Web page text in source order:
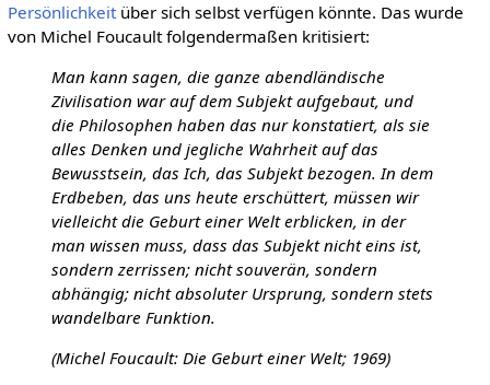
Persönlichkeitüber sich selbst verfügen könnte. Das wurde
von Michel Foucault folgendermaßen kritisiert:
Man kann sagen, die ganze abendländische
Zivilisation war auf dem Subjekt aufgebaut, und
die Philosophen haben das nur konstatiert, als sie
alles Denken und jegliche Wahrheit auf das
Bewusstsein, das Ich, das Subjekt bezogen. In dem
Erdbeben, das uns heute erschüttert, müssen wir
vielleicht die Geburt einer Welt erblicken, in der
man wissen muss, dass das Subjekt nicht eins ist,
sondern zerrissen; nicht souverän, sondern
abhängig; nicht absoluter Ursprung, sondern stets
wandelbare Funktion.
(Michel Foucault: Die Geburt einer Welt; 1969)